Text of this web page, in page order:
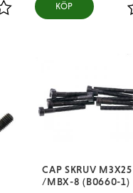
Lägg till i favoriter
KÖP
CAP SKRUV M3X25
/MBX-8 (B0660-1)